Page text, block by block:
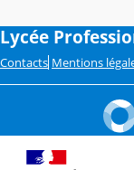
Lycée
Contacts Mentions